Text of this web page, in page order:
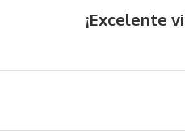
¡Excelente